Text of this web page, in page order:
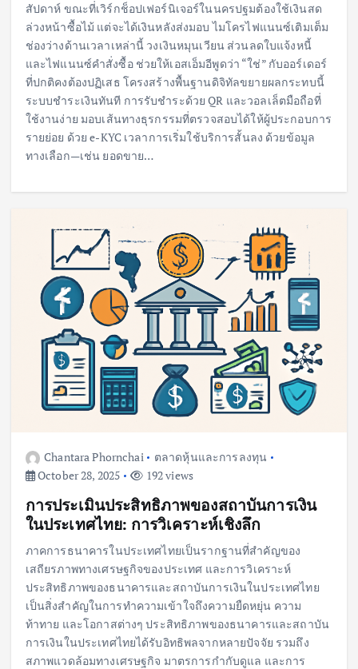
สัปดาห์ ขณะที่เวิร์กช็อปเฟอร์นิเจอร์ในนครปฐมต้องใช้เงินสด
ล่วงหน้าซื้อไม้ แต่จะได้เงินหลังส่งมอบ ไมโครไฟแนนซ์เติมเต็ม
ช่องว่างด้านเวลาเหล่านี้ วงเงินหมุนเวียน ส่วนลดใบแจ้งหนี้
และไฟแนนซ์คำสั่งซื้อ ช่วยให้เอสเอ็มอีพูดว่า “ใช่” กับออร์เดอร์
ที่ปกติคงต้องปฏิเสธ โครงสร้างพื้นฐานดิจิทัลขยายผลกระทบนี้
ระบบชำระเงินทันที การรับชำระด้วย QR และวอลเล็ตมือถือที่
ใช้งานง่าย มอบเส้นทางธุรกรรมที่ตรวจสอบได้ให้ผู้ประกอบการ
รายย่อย ด้วย e-KYC เวลาการเริ่มใช้บริการสั้นลง ด้วยข้อมูล
ทางเลือก—เช่น ยอดขาย…
Chantara Phornchai
ตลาดหุ้นและการลงทุน
October 28, 2025
192 views
การประเมินประสิทธิภาพของสถาบันการเงิน
ในประเทศไทย: การวิเคราะห์เชิงลึก
ภาคการธนาคารในประเทศไทยเป็นรากฐานที่สำคัญของ
เสถียรภาพทางเศรษฐกิจของประเทศ และการวิเคราะห์
ประสิทธิภาพของธนาคารและสถาบันการเงินในประเทศไทย
เป็นสิ่งสำคัญในการทำความเข้าใจถึงความยืดหยุ่น ความ
ท้าทาย และโอกาสต่างๆ ประสิทธิภาพของธนาคารและสถาบัน
การเงินในประเทศไทยได้รับอิทธิพลจากหลายปัจจัย รวมถึง
สภาพแวดล้อมทางเศรษฐกิจ มาตรการกำกับดูแล และการ